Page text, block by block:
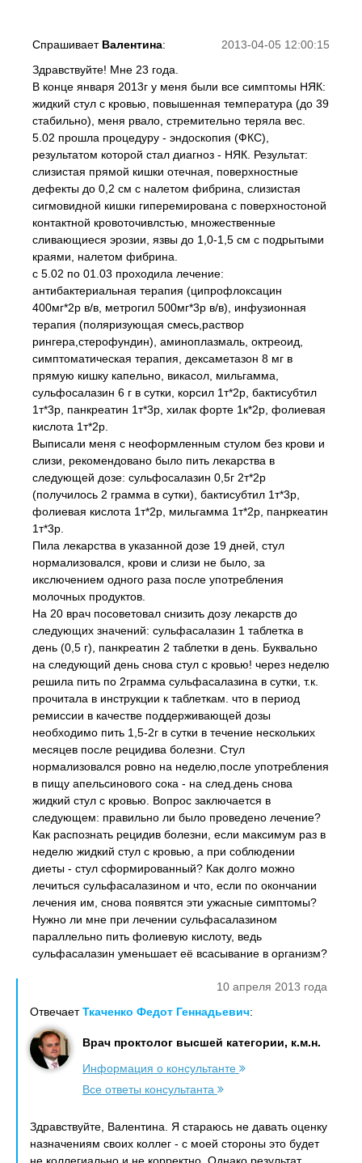
2013-04-05 12:00:15
Спрашивает Валентина:
Здравствуйте! Мне 23 года.
В конце января 2013г у меня были все симптомы НЯК:
жидкий стул с кровью, повышенная температура (до 39
стабильно), меня рвало, стремительно теряла вес.
5.02 прошла процедуру - эндоскопия (ФКС),
результатом которой стал диагноз - НЯК. Результат:
слизистая прямой кишки отечная, поверхностные
дефекты до 0,2 см с налетом фибрина, слизистая
сигмовидной кишки гиперемирована с поверхностоной
контактной кровоточивлстью, множественные
сливающиеся эрозии, язвы до 1,0-1,5 см с подрытыми
краями, налетом фибрина.
с 5.02 по 01.03 проходила лечение:
антибактериальная терапия (ципрофлоксацин
400мг*2р в/в, метрогил 500мг*3р в/в), инфузионная
терапия (поляризующая смесь,раствор
рингера,стерофундин), аминоплазмаль, октреоид,
симптоматическая терапия, дексаметазон 8 мг в
прямую кишку капельно, викасол, мильгамма,
сульфосалазин 6 г в сутки, корсил 1т*2р, бактисубтил
1т*3р, панкреатин 1т*3р, хилак форте 1к*2р, фолиевая
кислота 1т*2р.
Выписали меня с неоформленным стулом без крови и
слизи, рекомендовано было пить лекарства в
следующей дозе: сульфосалазин 0,5г 2т*2р
(получилось 2 грамма в сутки), бактисубтил 1т*3р,
фолиевая кислота 1т*2р, мильгамма 1т*2р, панркеатин
1т*3р.
Пила лекарства в указанной дозе 19 дней, стул
нормализовался, крови и слизи не было, за
икслючением одного раза после употребления
молочных продуктов.
На 20 врач посоветовал снизить дозу лекарств до
следующих значений: сульфасалазин 1 таблетка в
день (0,5 г), панкреатин 2 таблетки в день. Буквально
на следующий день снова стул с кровью! через неделю
решила пить по 2грамма сульфасалазина в сутки, т.к.
прочитала в инструкции к таблеткам. что в период
ремиссии в качестве поддерживающей дозы
необходимо пить 1,5-2г в сутки в течение нескольких
месяцев после рецидива болезни. Стул
нормализовался ровно на неделю,после употребления
в пищу апельсинового сока - на след.день снова
жидкий стул с кровью. Вопрос заключается в
следующем: правильно ли было проведено лечение?
Как распознать рецидив болезни, если максимум раз в
неделю жидкий стул с кровью, а при соблюдении
диеты - стул сформированный? Как долго можно
лечиться сульфасалазином и что, если по окончании
лечения им, снова появятся эти ужасные симптомы?
Нужно ли мне при лечении сульфасалазином
параллельно пить фолиевую кислоту, ведь
сульфасалазин уменьшает её всасывание в организм?
10 апреля 2013 года
ОтвечаетТкаченко Федот Геннадьевич:
Врач проктолог высшей категории, к.м.н.
Информация о консультанте
Все ответы консультанта
Здравствуйте, Валентина. Я стараюсь не давать оценку
назначениям своих коллег - с моей стороны это будет